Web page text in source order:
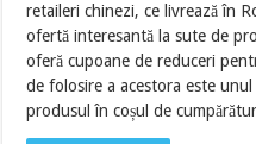
retaileri chinezi, ce livrează în
ofertă interesantă la sute de
oferă cupoane de reduceri
de folosire a acestora este
produsul în coșul de